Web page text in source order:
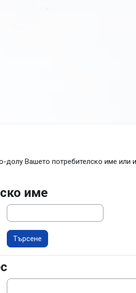
долу Вашето потребителско име
имеиме